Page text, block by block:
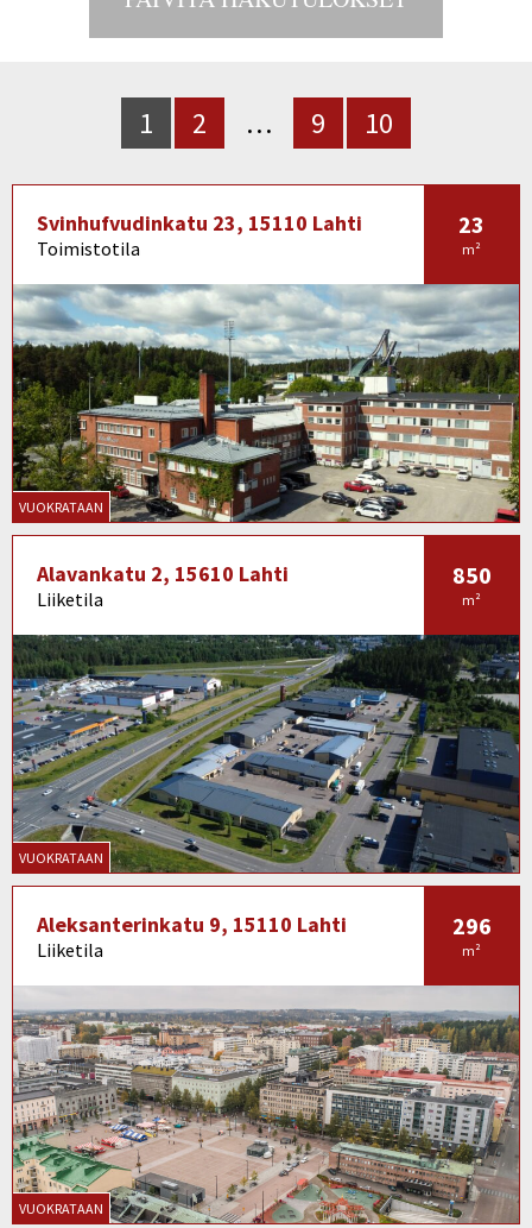
1 2 … 9 10
Svinhufvudinkatu 23, 15110 Lahti
Toimistotila
23
m²
VUOKRATAAN
Alavankatu 2, 15610 Lahti
Liiketila
850
m²
VUOKRATAAN
Aleksanterinkatu 9, 15110 Lahti
Liiketila
296
m²
VUOKRATAAN